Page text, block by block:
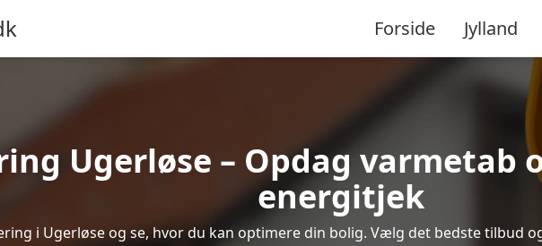
Forside Jylland
Ugerløse – Opdag varmetab
energitjek
i Ugerløse og se, hvor du kan optimere din bolig. Vælg det bedste tilbud